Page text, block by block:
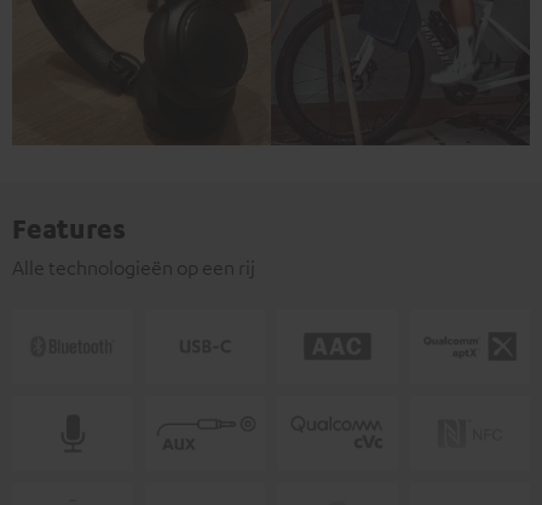
Features
Alle technologieën op een rij